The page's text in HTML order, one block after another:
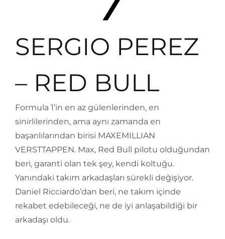
SERGIO PEREZ
– RED BULL
Formula 1’in en az gülenlerinden, en
sinirlilerinden, ama aynı zamanda en
başarılılarından birisi MAXEMILLIAN
VERSTTAPPEN. Max, Red Bull pilotu olduğundan
beri, garanti olan tek şey, kendi koltuğu.
Yanındaki takım arkadaşları sürekli değişiyor.
Daniel Ricciardo’dan beri, ne takım içinde
rekabet edebileceği, ne de iyi anlaşabildiği bir
arkadaşı oldu.